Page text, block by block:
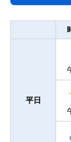
平日